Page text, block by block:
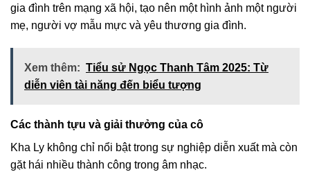
gia đình trên mạng xã hội, tạo nên một hình ảnh một người
mẹ, người vợ mẫu mực và yêu thương gia đình.
Xem thêm: Tiểu sử Ngọc Thanh Tâm 2025: Từ
diễn viên tài năng đến biểu tượng
Các thành tựu và giải thưởng của cô
Kha Ly không chỉ nổi bật trong sự nghiệp diễn xuất mà còn
gặt hái nhiều thành công trong âm nhạc.